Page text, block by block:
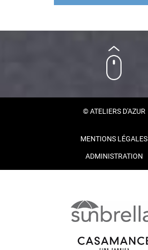
© ATELIERS D'AZUR
MENTIONS LÉGALES
ADMINISTRATION